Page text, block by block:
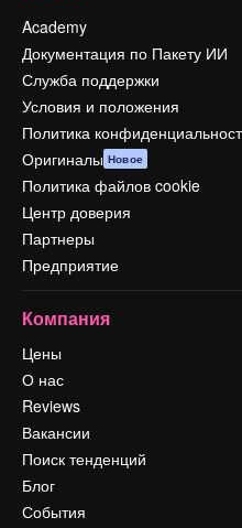
Academy
Документация по Пакету ИИ
Служба поддержки
Условия и положения
Политика
Оригиналы Новое
Политика файлов cookie
Центр доверия
Партнеры
Предприятие
Компания
Цены
О нас
Reviews
Вакансии
Поиск тенденций
Блог
События